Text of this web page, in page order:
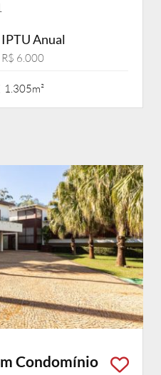
IPTU Anual
R$ 6.000
1.305m²
Condomínio